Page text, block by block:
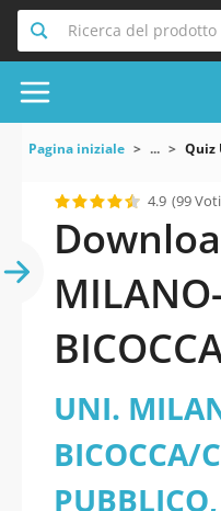
Ricerca del prodotto
Pagina iniziale ... Quiz
4.9 (99
ESAMI,
UNI.
BICOCCA/
PUBBLICO,